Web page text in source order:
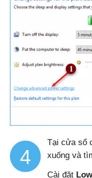
4
Tại cửa sổ
xuống và
Cài đặt